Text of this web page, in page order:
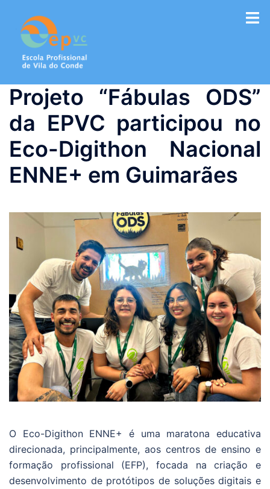
conteúdo
Projeto “Fábulas ODS”
da EPVC participou no
Eco-Digithon Nacional
ENNE+ em Guimarães
O Eco-Digithon ENNE+ é uma maratona educativa
direcionada, principalmente, aos centros de ensino e
formação profissional (EFP), focada na criação e
desenvolvimento de protótipos de soluções digitais e